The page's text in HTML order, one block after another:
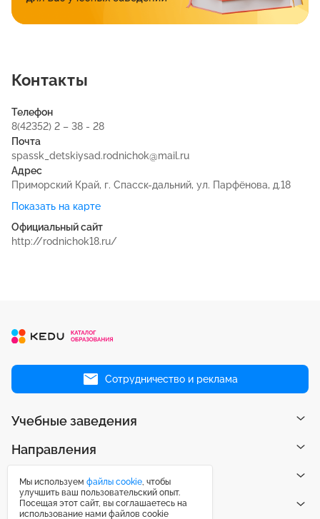
Контакты
Телефон
8(42352) 2 – 38 - 28
Почта
spassk_detskiysad.rodnichok@mail.ru
Адрес
Приморский Край, г. Спасск-дальний, ул. Парфёнова, д.18
Показать на карте
Официальный сайт
http://rodnichok18.ru/
Сотрудничество и реклама
Учебные заведения
Направления
Рейтинги
Публикации
Мы используем файлы cookie, чтобы
улучшить ваш пользовательский опыт.
Посещая этот сайт, вы соглашаетесь на
использование нами файлов cookie